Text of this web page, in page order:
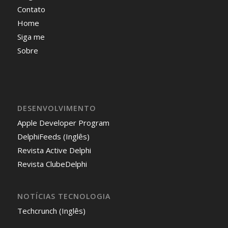
Contato
Home
Siga me
Sobre
DESENVOLVIMENTO
Apple Developer Program
DelphiFeeds (Inglês)
Revista Active Delphi
Revista ClubeDelphi
NOTÍCIAS TECNOLOGIA
Techcrunch (Inglês)